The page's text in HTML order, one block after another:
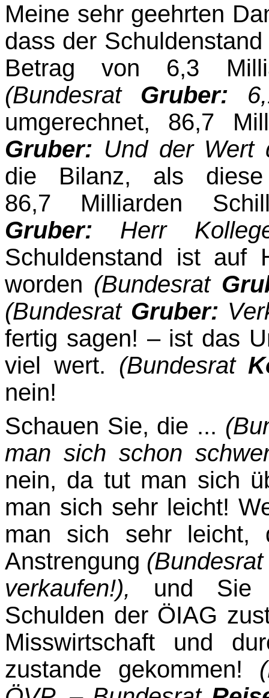
Meine sehr geehrten
dass der
Betrag von 6,3
(Bundesrat Gru­ber:
umgerechnet, 86,7
Gruber: Und der Wert
die Bilanz, als diese
86,7 Milliarden
Gruber: Herr
Schuldenstand ist auf
worden (Bundesrat
(Bundesrat Gruber:
fertig sagen! – ist das
viel wert. (Bundesrat
nein!
Schauen Sie, die ...
man sich schon
nein, da tut man sich
man sich sehr leicht!
man sich sehr leicht,
Anstrengung (Bundesrat
verkaufen!), und Sie
Schulden der ÖIAG
Miss­wirtschaft und
zustande gekommen!